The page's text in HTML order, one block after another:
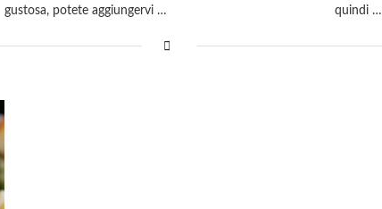
gustosa, potete aggiungervi …
quindi …